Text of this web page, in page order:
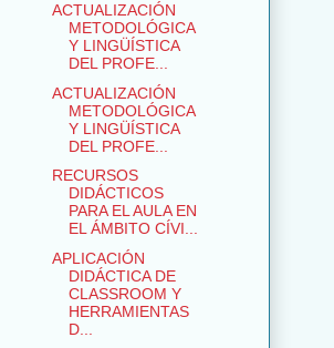
ACTUALIZACIÓN
METODOLÓGICA
Y LINGÜÍSTICA
DEL PROFE...
ACTUALIZACIÓN
METODOLÓGICA
Y LINGÜÍSTICA
DEL PROFE...
RECURSOS
DIDÁCTICOS
PARA EL AULA EN
EL ÁMBITO CÍVI...
APLICACIÓN
DIDÁCTICA DE
CLASSROOM Y
HERRAMIENTAS
D...